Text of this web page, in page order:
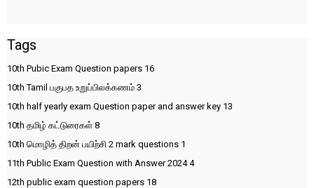
Tags
10th Pubic Exam Question papers 16
10th Tamil பகுபத உறுப்பிலக்கணம் 3
10th half yearly exam Question paper and answer key 13
10th தமிழ் கட்டுரைகள் 8
10th மொழித் திறன் பயிற்சி 2 mark questions 1
11th Public Exam Question with Answer 20244
12th public exam question papers 18